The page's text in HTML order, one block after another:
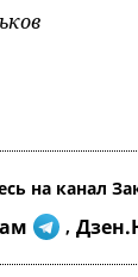
на канал
,